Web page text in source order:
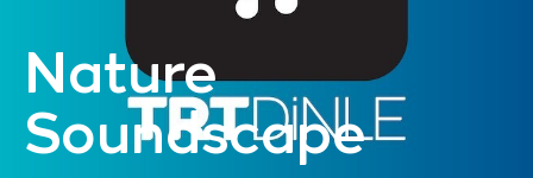
Nature
Soundscape